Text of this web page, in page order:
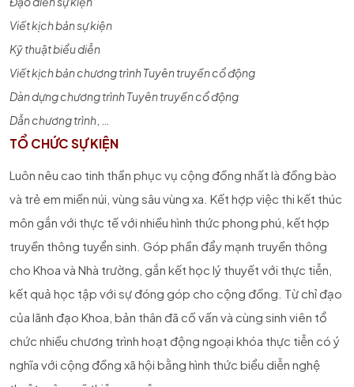
Viết kịch bản sự kiện
Kỹ thuật biểu diễn
Viết kịch bản chương trình Tuyên truyền cổ động
Dàn dựng chương trình Tuyên truyền cổ động
Dẫn chương trình
TỔ CHỨC SỰ KIỆN
Luôn nêu cao tinh thần phục vụ cộng đồng nhất là đồng bào
và trẻ em miền núi, vùng sâu vùng xa. Kết hợp việc thi kết thúc
môn gắn với thực tế với nhiều hình thức phong phú, kết hợp
truyền thông tuyển sinh. Góp phần đẩy mạnh truyền thông
cho Khoa và Nhà trường, gắn kết học lý thuyết với thực tiễn,
kết quả học tập với sự đóng góp cho cộng đồng. Từ chỉ đạo
của lãnh đạo Khoa, bản thân đã cố vấn và cùng sinh viên tổ
chức nhiều chương trình hoạt động ngoại khóa thực tiễn có ý
nghĩa với cộng đồng xã hội bằng hình thức biểu diễn nghệ